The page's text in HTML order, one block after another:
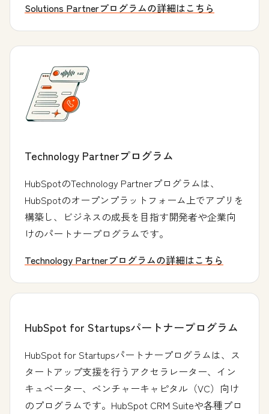
Solutions Partnerプログラムの詳細はこちら
Technology Partnerプログラム
HubSpotのTechnology Partnerプログラムは、
HubSpotのオープンプラットフォーム上でアプリを
構築し、ビジネスの成長を目指す開発者や企業向
けのパートナープログラムです。
Technology Partnerプログラムの詳細はこちら
HubSpot for Startupsパートナープログラム
HubSpot for Startupsパートナープログラムは、ス
タートアップ支援を行うアクセラレーター、イン
キュベーター、ベンチャーキャピタル（VC）向け
のプログラムです。HubSpot CRM Suiteや各種プロ